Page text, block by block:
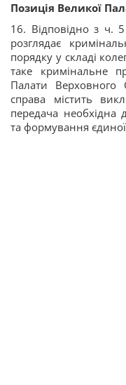
Позиція Великої
16. Відповідно з ч. 5
розглядає
порядку у складі
таке кримінальне
Палати
справа містить
передача необхідна
та формування